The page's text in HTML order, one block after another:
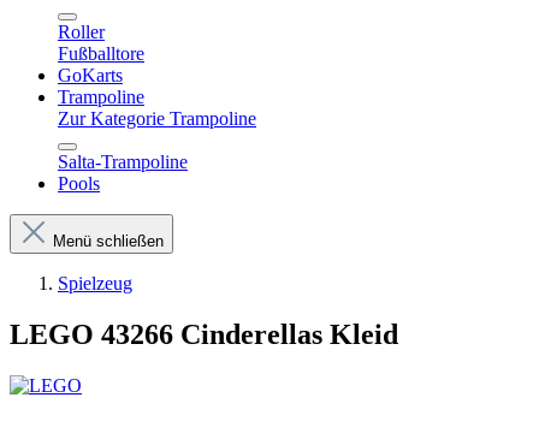
Roller
Fußballtore
GoKarts
Trampoline
Zur Kategorie Trampoline
Salta-Trampoline
Pools
Menü schließen
Spielzeug
LEGO 43266 Cinderellas Kleid